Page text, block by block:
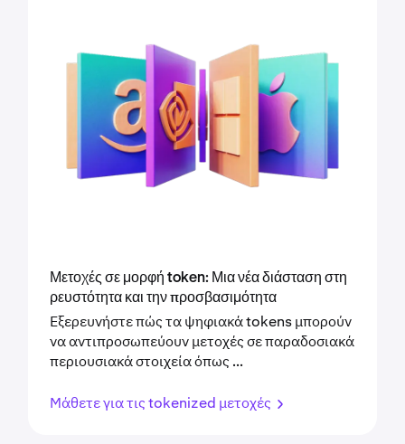
Μετοχές σε μορφή token: Μια νέα διάσταση στη
ρευστότητα και την προσβασιμότητα
Εξερευνήστε πώς τα ψηφιακά tokens μπορούν
να αντιπροσωπεύουν μετοχές σε παραδοσιακά
περιουσιακά στοιχεία όπως ...
Μάθετε για τις tokenized μετοχές